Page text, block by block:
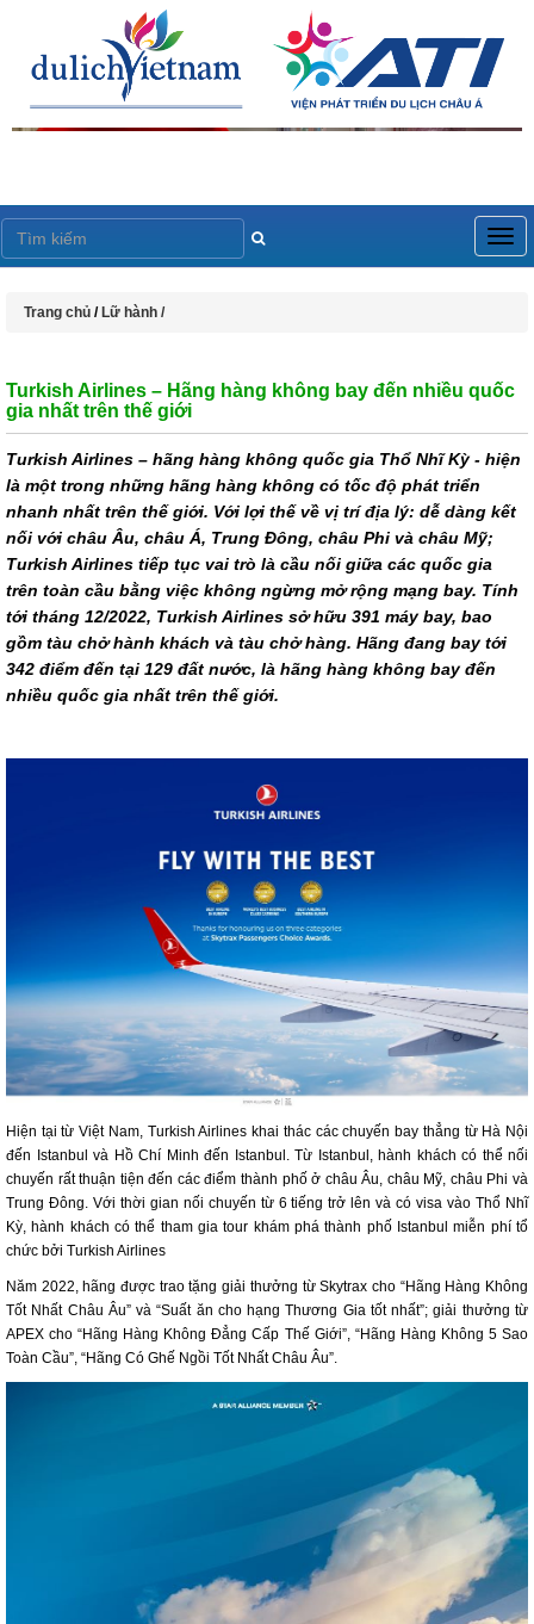
Trang chủ / Lữ hành /
Turkish Airlines – Hãng hàng không bay đến nhiều quốc
gia nhất trên thế giới
Turkish Airlines – hãng hàng không quốc gia Thổ Nhĩ Kỳ - hiện
là một trong những hãng hàng không có tốc độ phát triển
nhanh nhất trên thế giới. Với lợi thế về vị trí địa lý: dễ dàng kết
nối với châu Âu, châu Á, Trung Đông, châu Phi và châu Mỹ;
Turkish Airlines tiếp tục vai trò là cầu nối giữa các quốc gia
trên toàn cầu bằng việc không ngừng mở rộng mạng bay. Tính
tới tháng 12/2022, Turkish Airlines sở hữu 391 máy bay, bao
gồm tàu chở hành khách và tàu chở hàng. Hãng đang bay tới
342 điểm đến tại 129 đất nước, là hãng hàng không bay đến
nhiều quốc gia nhất trên thế giới.
Hiện tại từ Việt Nam, Turkish Airlines khai thác các chuyến bay thẳng từ Hà Nội
đến Istanbul và Hồ Chí Minh đến Istanbul. Từ Istanbul, hành khách có thể nối
chuyến rất thuận tiện đến các điểm thành phố ở châu Âu, châu Mỹ, châu Phi và
Trung Đông. Với thời gian nối chuyến từ 6 tiếng trở lên và có visa vào Thổ Nhĩ
Kỳ, hành khách có thể tham gia tour khám phá thành phố Istanbul miễn phí tổ
chức bởi Turkish Airlines
Năm 2022, hãng được trao tặng giải thưởng từ Skytrax cho “Hãng Hàng Không
Tốt Nhất Châu Âu” và “Suất ăn cho hạng Thương Gia tốt nhất”; giải thưởng từ
APEX cho “Hãng Hàng Không Đẳng Cấp Thế Giới”, “Hãng Hàng Không 5 Sao
Toàn Cầu”, “Hãng Có Ghế Ngồi Tốt Nhất Châu Âu”.